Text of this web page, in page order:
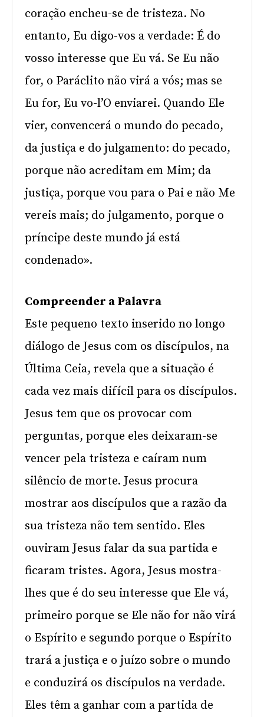
coração encheu-se de tristeza. No
entanto, Eu digo-vos a verdade: É do
vosso interesse que Eu vá. Se Eu não
for, o Paráclito não virá a vós; mas se
Eu for, Eu vo-l’O enviarei. Quando Ele
vier, convencerá o mundo do pecado,
da justiça e do julgamento: do pecado,
porque não acreditam em Mim; da
justiça, porque vou para o Pai e não Me
vereis mais; do julgamento, porque o
príncipe deste mundo já está
condenado».
Compreender a Palavra
Este pequeno texto inserido no longo
diálogo de Jesus com os discípulos, na
Última Ceia, revela que a situação é
cada vez mais difícil para os discípulos.
Jesus tem que os provocar com
perguntas, porque eles deixaram-se
vencer pela tristeza e caíram num
silêncio de morte. Jesus procura
mostrar aos discípulos que a razão da
sua tristeza não tem sentido. Eles
ouviram Jesus falar da sua partida e
ficaram tristes. Agora, Jesus mostra-
lhes que é do seu interesse que Ele vá,
primeiro porque se Ele não for não virá
o Espírito e segundo porque o Espírito
trará a justiça e o juízo sobre o mundo
e conduzirá os discípulos na verdade.
Eles têm a ganhar com a partida de